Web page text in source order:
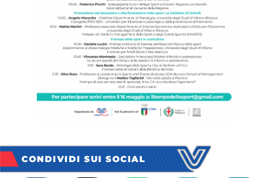
CONDIVIDI SUI SOCIAL